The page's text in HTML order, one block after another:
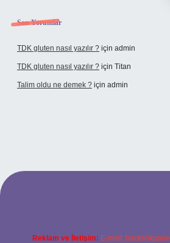
Son Yorumlar
TDK gluten nasıl yazılır ? için admin
TDK gluten nasıl yazılır ? için Titan
Talim oldu ne demek ? için admin
giriş
Reklam ve İletişim: E-mail: